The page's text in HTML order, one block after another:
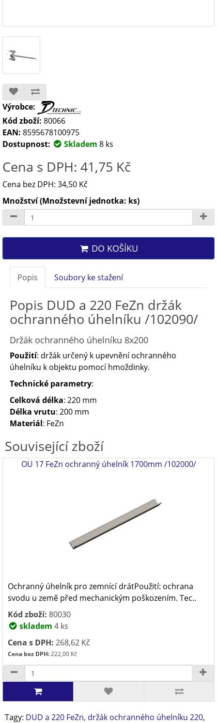
Výrobce:
Kód zboží: 80066
EAN: 8595678100975
Dostupnost:
Skladem 8 ks
Cena s DPH: 41,75 Kč
Cena bez DPH: 34,50 Kč
Množství (Množstevní jednotka: ks)
DO KOŠÍKU
Popis Soubory ke stažení
Popis DUD a 220 FeZn držák
ochranného úhelníku /102090/
Držák ochranného úhelníku 8x200
Použití: držák určený k upevnění ochranného
úhelníku k objektu pomocí hmoždinky.
Technické parametry:
Celková délka: 220 mm
Délka vrutu: 200 mm
Materiál: FeZn
Související zboží
OU 17 FeZn ochranný úhelník 1700mm /102000/
Ochranný úhelník pro zemnící drátPoužití: ochrana
svodu u země před mechanickým poškozením. Tec..
Kód zboží: 80030
skladem 4 ks
Cena s DPH: 268,62 Kč
Cena bez DPH:222,00 Kč
Tagy: DUD a 220 FeZn, držák ochranného úhelníku 220,